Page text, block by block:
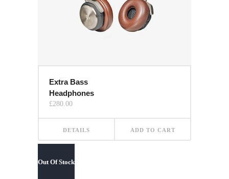
Extra Bass
Headphones
£280.00
DETAILS ADD TO CART
Out Of Stock